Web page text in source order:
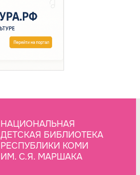
НАЦИОНАЛЬНАЯ
ДЕТСКАЯ БИБЛИОТЕКА
РЕСПУБЛИКИ КОМИ
ИМ. С.Я. МАРШАКА